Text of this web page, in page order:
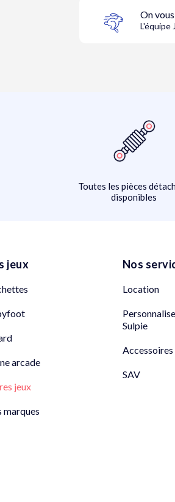
On
L'équipe
Toutes les pièces
disponibles
jeux
arcade
jeux
marques
Nos
Location
Sulpie
Accessoires
SAV